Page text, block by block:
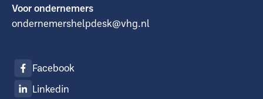
Voor ondernemers
ondernemershelpdesk@vhg.nl
Facebook
Linkedin